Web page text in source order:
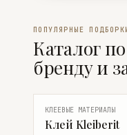
ПОПУЛЯРНЫЕ
Каталог
бренду и
КЛЕЕВЫЕ МАТЕРИАЛЫ
Клей Kleiberit